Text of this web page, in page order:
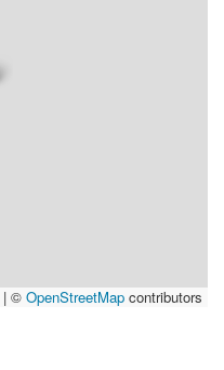
| © OpenStreetMap contributors